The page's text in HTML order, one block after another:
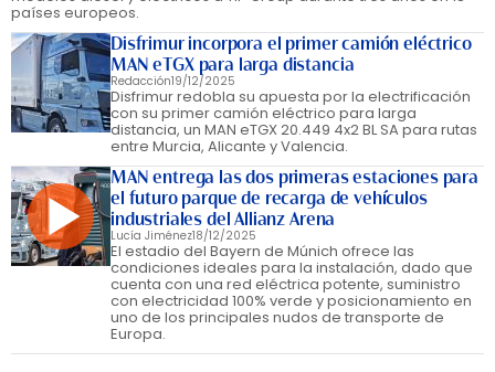
países europeos.
Disfrimur incorpora el primer camión eléctrico
MAN eTGX para larga distancia
Redacción19/12/2025
Disfrimur redobla su apuesta por la electrificación
con su primer camión eléctrico para larga
distancia, un MAN eTGX 20.449 4x2 BL SA para rutas
entre Murcia, Alicante y Valencia.
MAN entrega las dos primeras estaciones para
el futuro parque de recarga de vehículos
industriales del Allianz Arena
Lucía Jiménez18/12/2025
El estadio del Bayern de Múnich ofrece las
condiciones ideales para la instalación, dado que
cuenta con una red eléctrica potente, suministro
con electricidad 100% verde y posicionamiento en
uno de los principales nudos de transporte de
Europa.